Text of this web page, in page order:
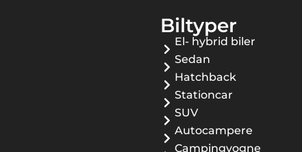
Biltyper
El- hybrid biler
Sedan
Hatchback
Stationcar
SUV
Autocampere
Campingvogne